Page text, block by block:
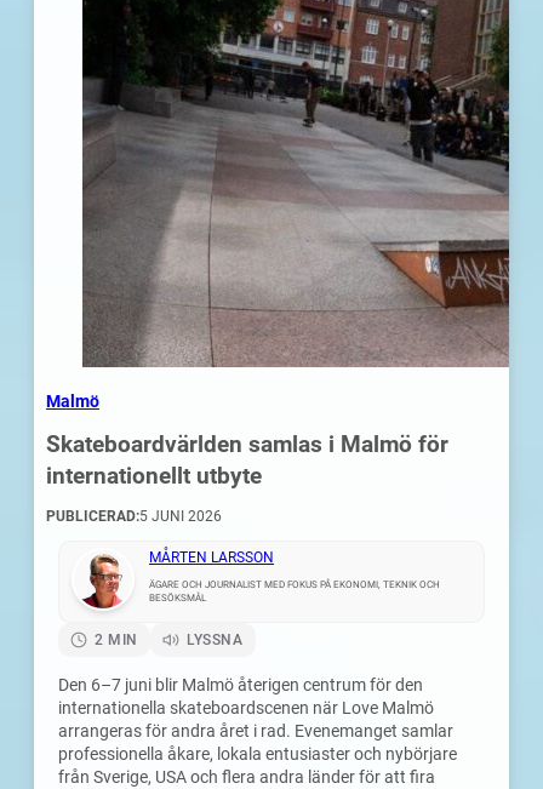
Malmö
Skateboardvärlden samlas i Malmö för
internationellt utbyte
PUBLICERAD:5 JUNI 2026
MÅRTEN LARSSON
ÄGARE OCH JOURNALIST MED FOKUS PÅ EKONOMI, TEKNIK OCH
BESÖKSMÅL
2 MIN LYSSNA
Den 6–7 juni blir Malmö återigen centrum för den
internationella skateboardscenen när Love Malmö
arrangeras för andra året i rad. Evenemanget samlar
professionella åkare, lokala entusiaster och nybörjare
från Sverige, USA och flera andra länder för att fira